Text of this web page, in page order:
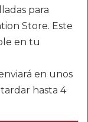
para
Store. Este
en tu
en unos
hasta 4